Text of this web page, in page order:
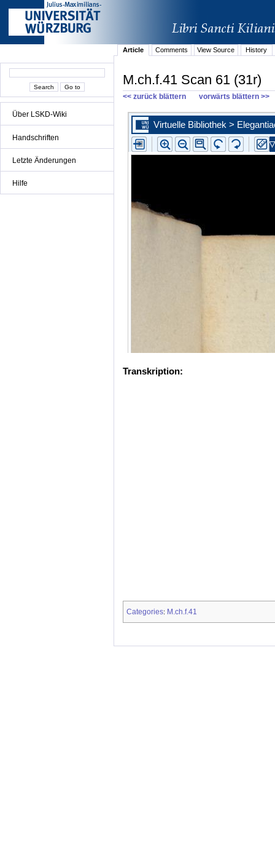
Über LSKD-Wiki
Handschriften
Letzte Änderungen
Hilfe
Article Comments View Source History
M.ch.f.41 Scan 61 (31r)
<< zurück blättern vorwärts blättern >>
Transkription:
Categories: M.ch.f.41